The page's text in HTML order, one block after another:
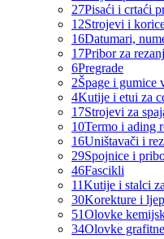
27Pisaći i crtaći
12Strojevi i
16Datumari,
17Pribor za
6Pregrade
2Špage i gumice
4Kutije i etui za
17Strojevi za
10Termo i ading
16Uništavači i
29Spojnice i
46Fascikli
11Kutije i stalci
30Korekture i
51Olovke
34Olovke